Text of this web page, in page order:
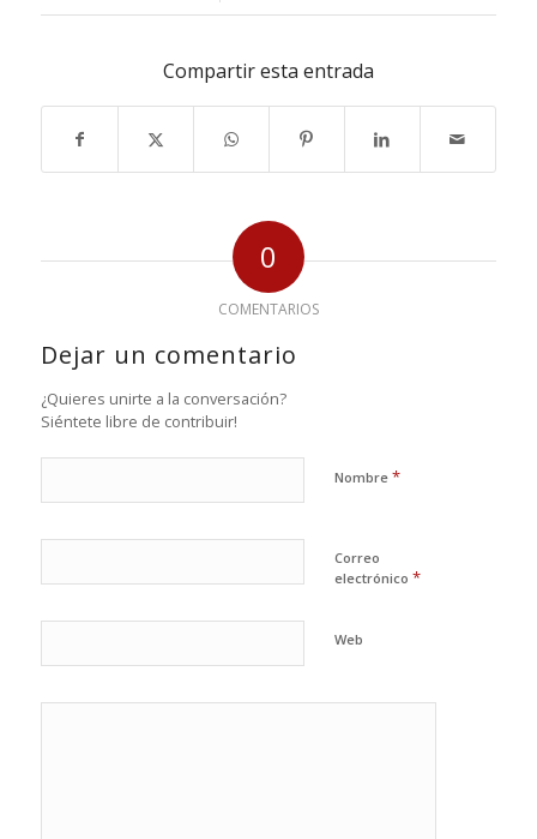
Compartir esta entrada
0
COMENTARIOS
Dejar un comentario
¿Quieres unirte a la conversación?
Siéntete libre de contribuir!
Nombre *
Correo
electrónico *
Web